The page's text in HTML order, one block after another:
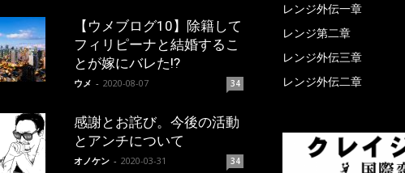
【ウメブログ10】除籍して
フィリピーナと結婚するこ
とが嫁にバレた!?
ウメ - 2020-08-07 34
感謝とお詫び。今後の活動
とアンチについて
オノケン - 2020-03-31 34
レンジ外伝一章
レンジ第二章
レンジ外伝三章
レンジ外伝二章